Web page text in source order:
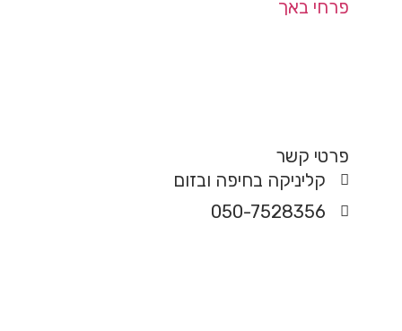
פרחי באך
פרטי קשר
קליניקה בחיפה ובזום
050-7528356